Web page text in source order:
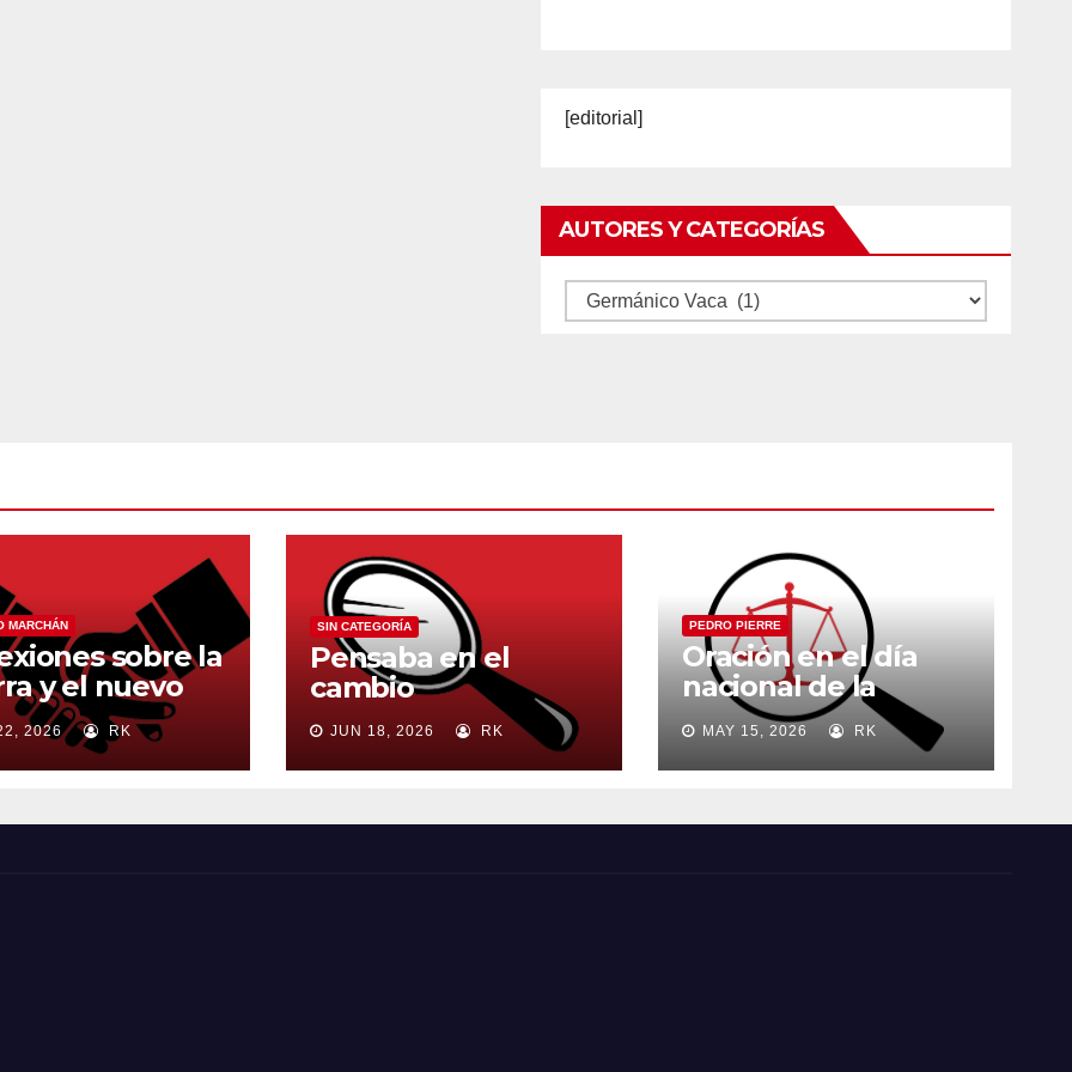
[editorial]
AUTORES Y CATEGORÍAS
Autores
MARCHÁN
sobre la
y el nuevo
mundial
2026 RK
SIN CATEGORÍA
Pensaba en el
cambio
JUN 18, 2026 RK
PEDRO PIERRE
Oración en el día
nacional de la
madre
MAY 15, 2026 RK